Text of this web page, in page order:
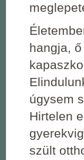
hangja,
úgysem
Hirtelen
szült